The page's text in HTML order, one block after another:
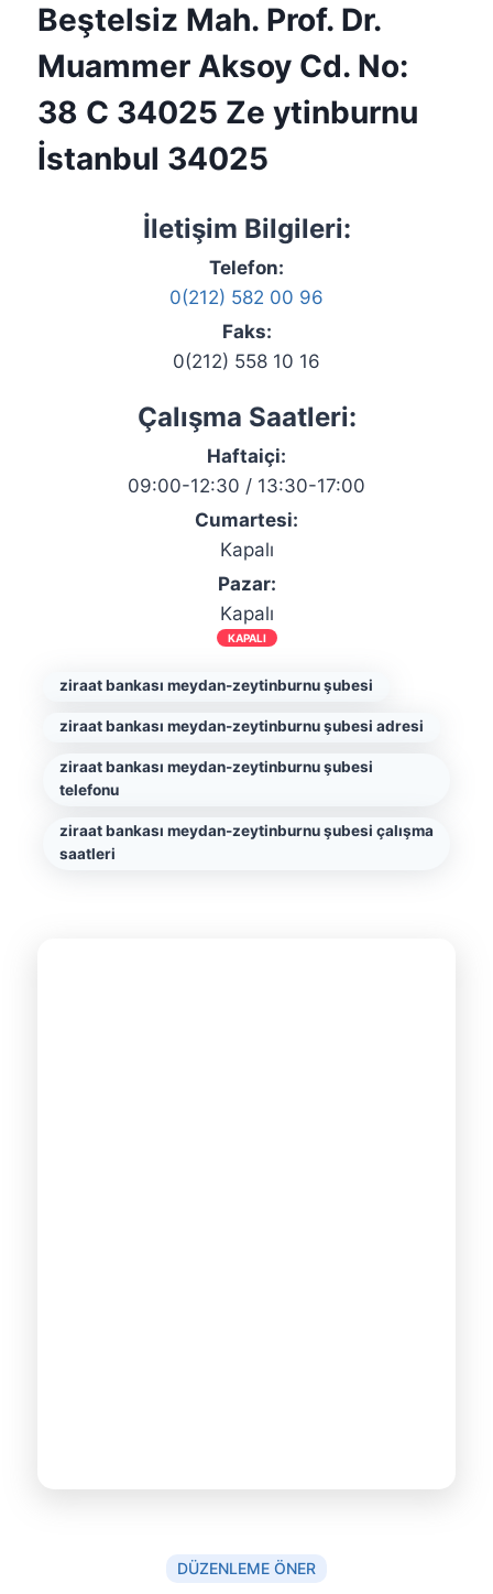
Beştelsiz Mah. Prof. Dr.
Muammer Aksoy Cd. No:
38 C 34025 Ze ytinburnu
İstanbul 34025
İletişim Bilgileri:
Telefon:
0(212) 582 00 96
Faks:
0(212) 558 10 16
Çalışma Saatleri:
Haftaiçi:
09:00-12:30 / 13:30-17:00
Cumartesi:
Kapalı
Pazar:
Kapalı
KAPALI
ziraat bankası meydan-zeytinburnu şubesi
ziraat bankası meydan-zeytinburnu şubesi adresi
ziraat bankası meydan-zeytinburnu şubesi
telefonu
ziraat bankası meydan-zeytinburnu şubesi çalışma
saatleri
DÜZENLEME ÖNER